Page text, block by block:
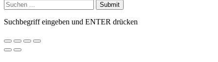
Submit
Suchbegriff eingeben und ENTER drücken